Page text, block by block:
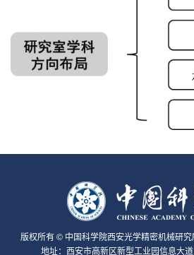
版权所有 © 中国科学院西安光学精密机械研
地址：西安市高新区新型工业园信息大